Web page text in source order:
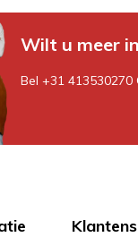
Wilt u meer
Bel +31